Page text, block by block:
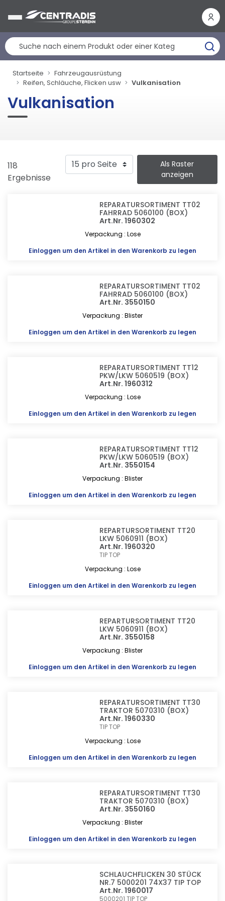
Startseite
Fahrzeugausrüstung
Reifen, Schläuche, Flicken usw
Vulkanisation
Vulkanisation
118
Ergebnisse
Als Raster
anzeigen
REPARATURSORTIMENT TT02
FAHRRAD 5060100 (BOX)
Art.Nr. 1960302
Verpackung : Lose
Einloggen um den Artikel in den Warenkorb zu legen
REPARATURSORTIMENT TT02
FAHRRAD 5060100 (BOX)
Art.Nr. 3550150
Verpackung : Blister
Einloggen um den Artikel in den Warenkorb zu legen
REPARATURSORTIMENT TT12
PKW/LKW 5060519 (BOX)
Art.Nr. 1960312
Verpackung : Lose
Einloggen um den Artikel in den Warenkorb zu legen
REPARATURSORTIMENT TT12
PKW/LKW 5060519 (BOX)
Art.Nr. 3550154
Verpackung : Blister
Einloggen um den Artikel in den Warenkorb zu legen
REPARTURSORTIMENT TT20
LKW 5060911 (BOX)
Art.Nr. 1960320
TIP TOP
Verpackung : Lose
Einloggen um den Artikel in den Warenkorb zu legen
REPARTURSORTIMENT TT20
LKW 5060911 (BOX)
Art.Nr. 3550158
Verpackung : Blister
Einloggen um den Artikel in den Warenkorb zu legen
REPARATURSORTIMENT TT30
TRAKTOR 5070310 (BOX)
Art.Nr. 1960330
TIP TOP
Verpackung : Lose
Einloggen um den Artikel in den Warenkorb zu legen
REPARATURSORTIMENT TT30
TRAKTOR 5070310 (BOX)
Art.Nr. 3550160
Verpackung : Blister
Einloggen um den Artikel in den Warenkorb zu legen
SCHLAUCHFLICKEN 30 STÜCK
NR.7 5000201 74X37 TIP TOP
Art.Nr. 1960017
5000201TIP TOP